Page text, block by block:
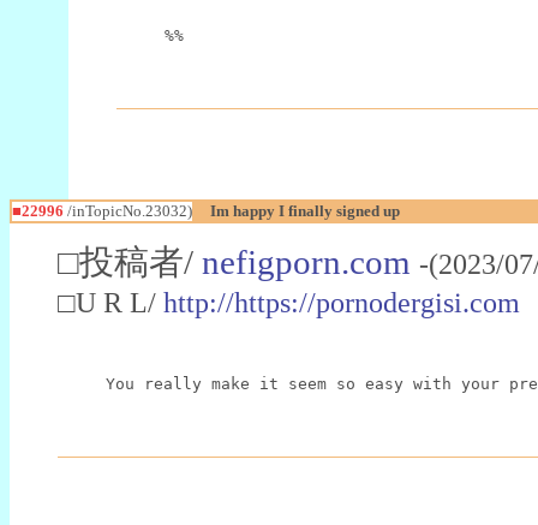
%%
■22996 /inTopicNo.23032) Im happy I finally signed up
□投稿者/ nefigporn.com -(2023/
□U R L/ http://https://pornodergisi.com
You really make it seem so easy with your